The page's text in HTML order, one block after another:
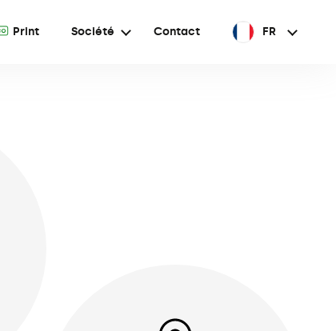
Print Société Contact FR